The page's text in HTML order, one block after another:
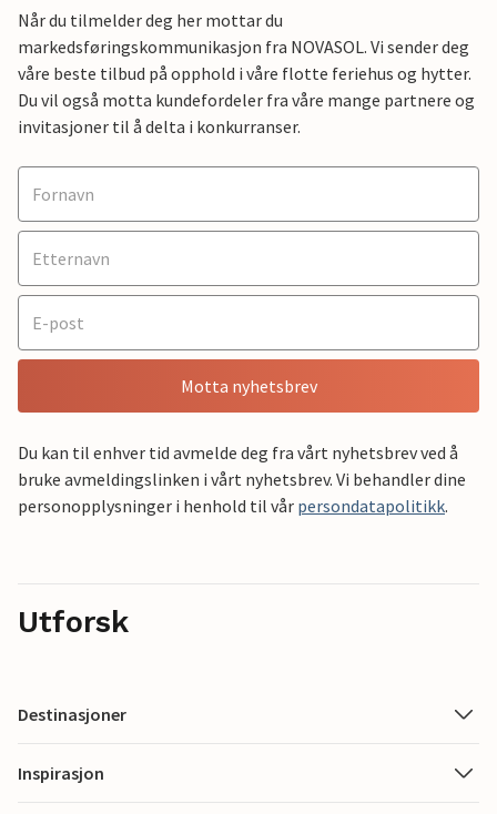
Når du tilmelder deg her mottar du
markedsføringskommunikasjon fra NOVASOL. Vi sender deg
våre beste tilbud på opphold i våre flotte feriehus og hytter.
Du vil også motta kundefordeler fra våre mange partnere og
invitasjoner til å delta i konkurranser.
Motta nyhetsbrev
Du kan til enhver tid avmelde deg fra vårt nyhetsbrev ved å
bruke avmeldingslinken i vårt nyhetsbrev. Vi behandler dine
personopplysninger i henhold til vår persondatapolitikk.
Utforsk
Destinasjoner
Inspirasjon